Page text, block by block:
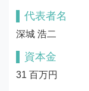
代表者名
深城 浩二
資本金
31 百万円